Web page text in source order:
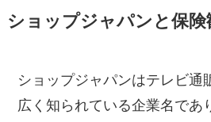
ショップジャパンと保険
ショップジャパンはテレビ通
広く知られている企業名であ